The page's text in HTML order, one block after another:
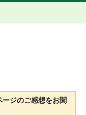
ジのご感想をお聞